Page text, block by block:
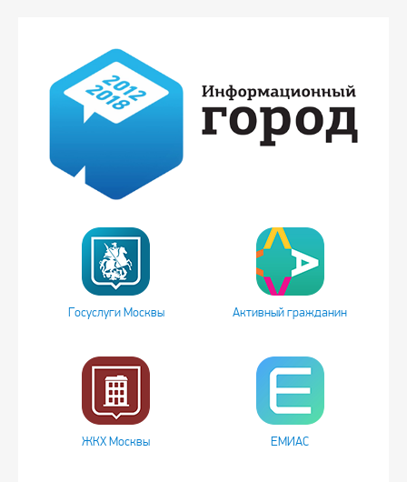
Госуслуги Москвы Активный гражданин
ЖКХ Москвы ЕМИАС